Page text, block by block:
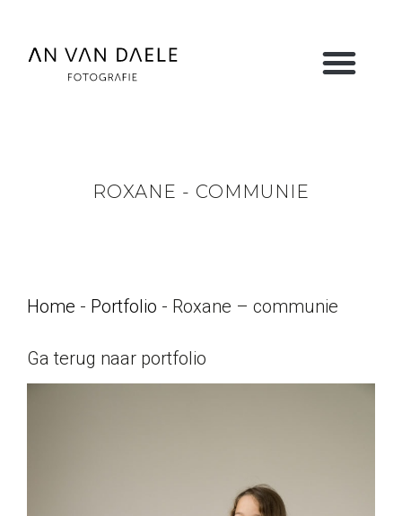
ROXANE - COMMUNIE
Home - Portfolio - Roxane – communie
Ga terug naar portfolio